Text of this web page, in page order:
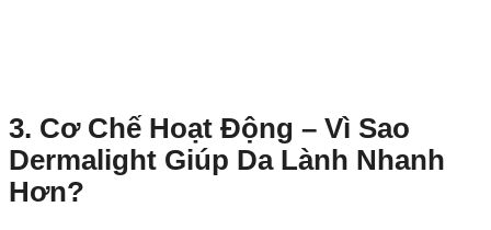
3. Cơ Chế Hoạt Động – Vì Sao
Dermalight Giúp Da Lành Nhanh
Hơn?